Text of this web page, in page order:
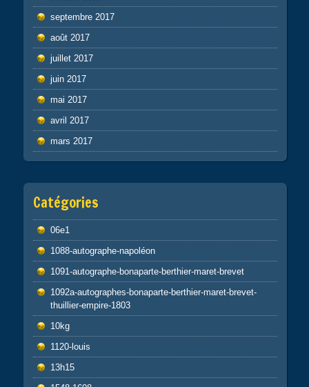
septembre 2017
août 2017
juillet 2017
juin 2017
mai 2017
avril 2017
mars 2017
Catégories
06e1
1088-autographe-napoléon
1091-autographe-bonaparte-berthier-maret-brevet
1092a-autographes-bonaparte-berthier-maret-brevet-
thuillier-empire-1803
10kg
1120-louis
13h15